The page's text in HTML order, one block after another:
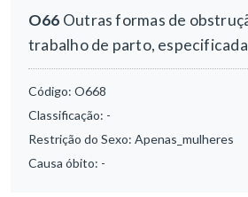
O66 Outras formas de
trabalho de parto,
Código: O668
Classificação: -
Restrição do Sexo: Apenas_mulheres
Causa óbito: -